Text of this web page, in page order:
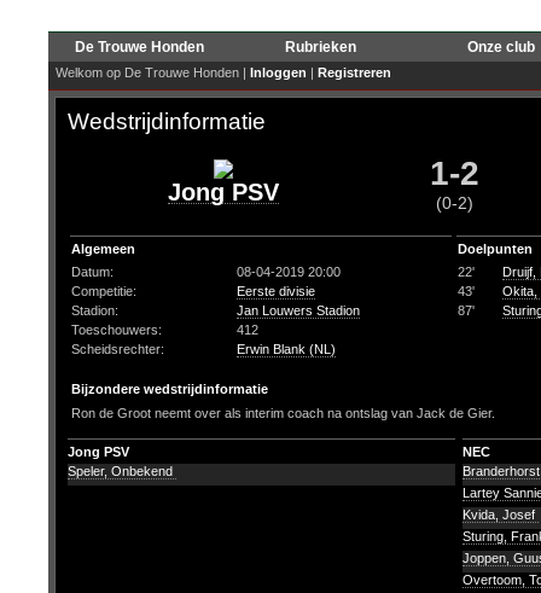
De Trouwe Honden Rubrieken Onze club
Welkom op De Trouwe Honden | Inloggen | Registreren
Wedstrijdinformatie
Jong PSV 1-2
(0-2)
Algemeen
Datum:
08-04-2019 20:00
Competitie:
Eerste divisie
Stadion:
Jan Louwers Stadion
Toeschouwers:
412
Scheidsrechter:
Erwin Blank (NL)
Doelpunten
22'
Druijf,
43'
Okita,
87'
Bijzondere wedstrijdinformatie
Ron de Groot neemt over als interim coach na ontslag van Jack de Gier.
Jong PSV
NEC
Speler, Onbekend
Lartey
Kvida, Josef
Sturing,
Joppen,
Overtoom,